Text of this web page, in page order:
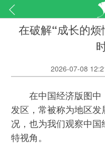
在破解“成长的
2026-07-08
在中国经济版图中
发区，常被称为地区发
况，也为我们观察中
特视角。